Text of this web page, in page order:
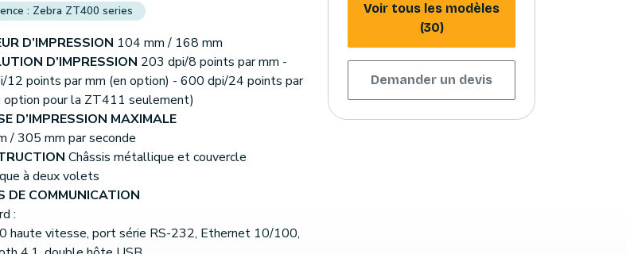
Zebra ZT400 series
D’IMPRESSION 104 mm / 168 mm
D’IMPRESSION 203 dpi/8 points par mm -
12 points par mm (en option) - 600 dpi/24 points par
option pour la ZT411 seulement)
D’IMPRESSION MAXIMALE
/ 305 mm par seconde
Châssis métallique et couvercle
à deux volets
DE COMMUNICATION
:
haute vitesse, port série RS-232, Ethernet 10/100,
Voir tous les modèles
(30)
Demander un devis